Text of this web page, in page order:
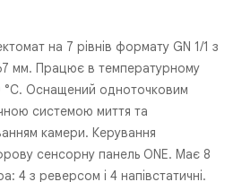
на 7 рівнів формату GN 1/1 з
мм. Працює в температурному
°C. Оснащений одноточковим
системою миття та
камери. Керування
сенсорну панель ONE. Має 8
4 з реверсом і 4 напівстатичні.